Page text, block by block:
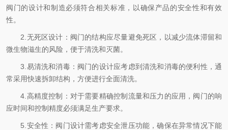
阀门的设计和制造必须符合相关标准，以确保产品的安全性和有效
性。
2.无死区设计：阀门的结构应尽量避免死区，以减少流体滞留和
微生物滋生的风险，便于清洗和灭菌。
3.易清洗和消毒：阀门的设计应考虑到清洗和消毒的便利性，通
常采用快速拆卸结构，方便进行全面清洗。
4.高精度控制：对于需要精确控制流量和压力的应用，阀门的响
应时间和控制精度必须满足生产要求。
5.安全性：阀门设计需考虑安全泄压功能，确保在异常情况下能